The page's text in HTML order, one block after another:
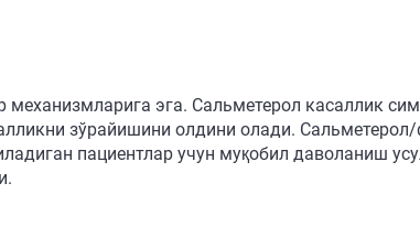
механизмларига эга. Сальметерол касаллик
зўрайишини олдини олади. Сальметерол/
пациентлар учун муқобил даволаниш